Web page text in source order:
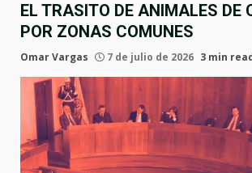
EL TRASITO DE ANIMALES DE
POR ZONAS COMUNES
Omar Vargas 7 de julio de 2026 3 min